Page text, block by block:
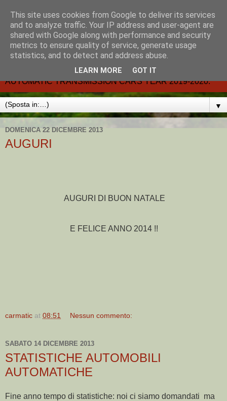
CARMATIC-®-All about
automatic cars.
Dal 2002- email.-marcvent@inwind.it.- NEW BOOK-
AUTOMATIC TRANSMISSION CARS YEAR 2019-2020.
▼
DOMENICA 22 DICEMBRE 2013
AUGURI
AUGURI DI BUON NATALE
E FELICE ANNO 2014 !!
carmatic at 08:51 Nessun commento:
SABATO 14 DICEMBRE 2013
STATISTICHE AUTOMOBILI
AUTOMATICHE
Fine anno tempo di statistiche: noi ci siamo domandati ma
This site uses cookies from Google to deliver its services
and to analyze traffic. Your IP address and user-agent are
shared with Google along with performance and security
metrics to ensure quality of service, generate usage
statistics, and to detect and address abuse.
LEARN MORE GOT IT